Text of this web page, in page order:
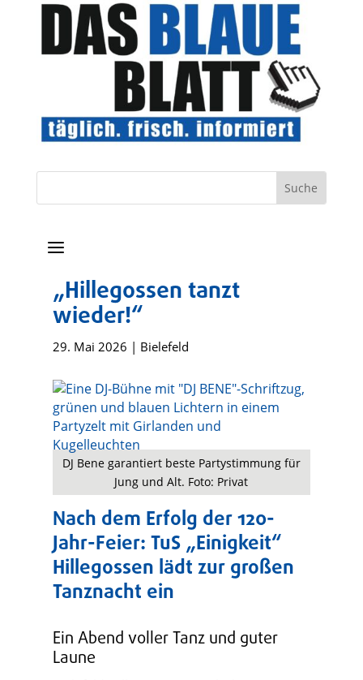
a
„Hillegossen tanzt
wieder!“
29. Mai 2026 | Bielefeld
DJ Bene garantiert beste Partystimmung für
Jung und Alt. Foto: Privat
Nach dem Erfolg der 120-
Jahr-Feier: TuS „Einigkeit“
Hillegossen lädt zur großen
Tanznacht ein
Ein Abend voller Tanz und guter
Laune